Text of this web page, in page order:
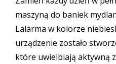
maszyną do baniek
Lalarma w kolorze
urządzenie zostało
które uwielbiają aktywną